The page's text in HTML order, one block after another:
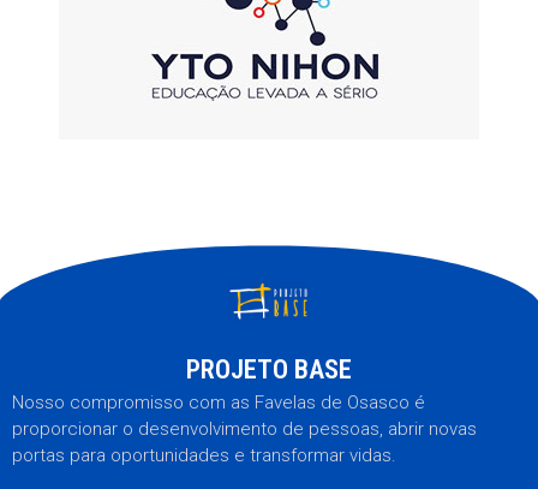
PROJETO BASE
Nosso compromisso com as Favelas de Osasco é
proporcionar o desenvolvimento de pessoas, abrir novas
portas para oportunidades e transformar vidas.